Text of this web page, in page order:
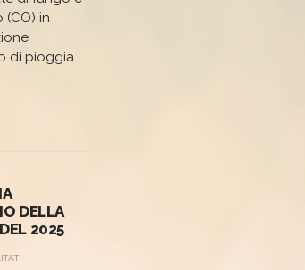
SI
ALLUNGA
LA
SEQUENZA
(CO) in
di pioggia
DELLA
2025
SU